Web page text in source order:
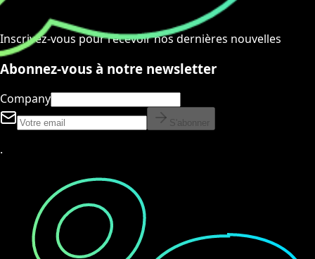
Inscrivez-vous pour recevoir nos dernières nouvelles
Abonnez-vous à notre newsletter
Company
S'abonner
.